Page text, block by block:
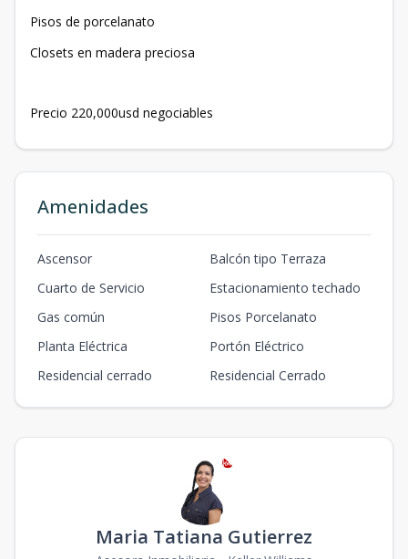
Pisos de porcelanato
Closets en madera preciosa
Precio 220,000usd negociables
Amenidades
Ascensor
Balcón tipo Terraza
Cuarto de Servicio
Estacionamiento techado
Gas común
Pisos Porcelanato
Planta Eléctrica
Portón Eléctrico
Residencial cerrado
Residencial Cerrado
Maria Tatiana Gutierrez